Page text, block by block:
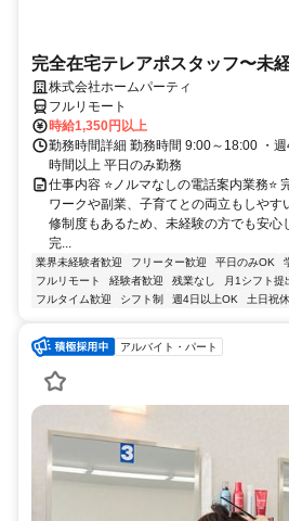
完全在宅テレアポスタッフ〜未
株式会社ホームパーティ
フルリモート
時給1,350円以上
勤務時間詳細 勤務時間 9:00～18:00 ・
時間以上 平日のみ勤務
仕事内容 ⭐ノルマなしの電話案内業務⭐
ワークや副業、子育てとの両立もしやす
修制度もあるため、未経験の方でも安
完...
業界未経験者歓迎 フリーター歓迎 平日のみOK
フルリモート
経験者歓迎 残業なし 月1シフト提
フルタイム歓迎
シフト制 週4日以上OK 土日祝
アルバイト・パート